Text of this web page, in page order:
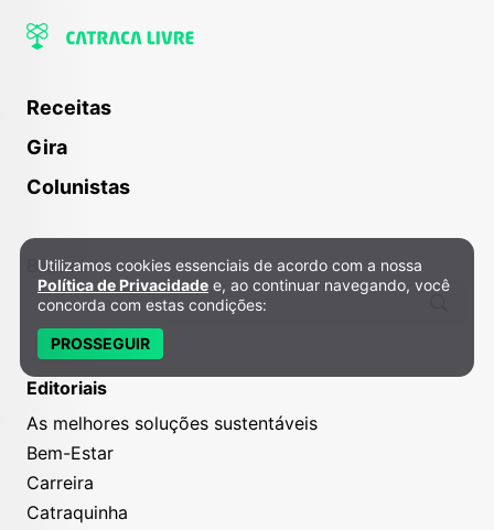
Receitas
Gira
Colunistas
Buscar
Editoriais
As melhores soluções sustentáveis
Bem-Estar
Carreira
Catraquinha
Política de Privacidade e Cookies
Utilizamos cookies essenciais de acordo com a nossa
Política de Privacidade e, ao continuar navegando, você
concorda com estas condições:
PROSSEGUIR